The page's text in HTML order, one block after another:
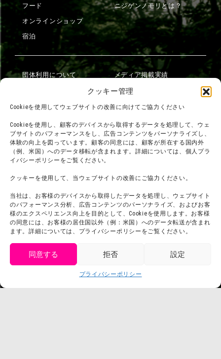
クッキー管理
Cookieを使用してウェブサイトの改善に向けてご協力ください
Cookieを使用し、顧客のデバイスから取得するデータを処理して、ウェ
ブサイトのパフォーマンスをし、広告コンテンツをパーソナライズし、
体験の向上を図っています。顧客の同意には、顧客が所在する国内外
（例、米国）へのデータ移転が含まれます。詳細については、個人プラ
イバシーポリシーをご覧ください。
クッキーを使用して、当ウェブサイトの改善にご協力ください。
当社は、お客様のデバイスから取得したデータを処理し、ウェブサイト
のパフォーマンス分析、広告コンテンツのパーソナライズ、およびお客
様のエクスペリエンス向上を目的として、Cookieを使用します。お客様
の同意には、お客様の居住国以外（例：米国）へのデータ転送が含まれ
ます。詳細については、プライバシーポリシーをご覧ください。
同意する 拒否 設定
プライバシーポリシー
フード
オンラインショップ
宿泊
ニジゲンノモリとは？
団体利用について
チームビルディング計画
よくある質問・
利用規約
プライバシーポリシー
プレスリリース
メディア掲載実績
SNS
法令に基づく表記
会社概要
スタッフ募集